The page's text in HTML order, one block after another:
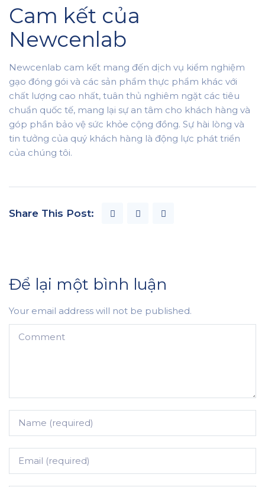
Cam kết của
Newcenlab
Newcenlab cam kết mang đến dịch vụ kiểm nghiệm
gạo đóng gói và các sản phẩm thực phẩm khác với
chất lượng cao nhất, tuân thủ nghiêm ngặt các tiêu
chuẩn quốc tế, mang lại sự an tâm cho khách hàng và
góp phần bảo vệ sức khỏe cộng đồng. Sự hài lòng và
tin tưởng của quý khách hàng là động lực phát triển
của chúng tôi.
Share This Post:
Để lại một bình luận
Your email address will not be published.